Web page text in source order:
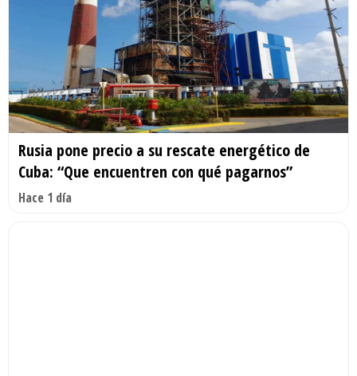
Rusia pone precio a su rescate energético de
Cuba: “Que encuentren con qué pagarnos”
Hace 1 día